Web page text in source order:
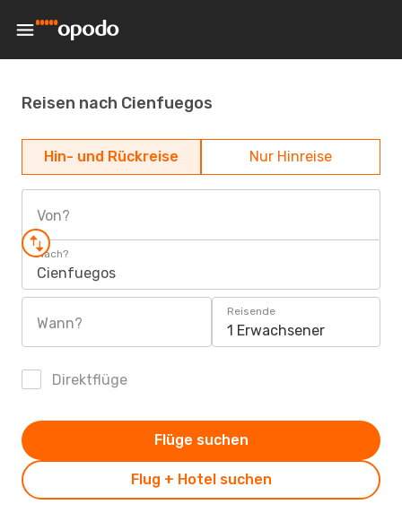
Reisen nach Cienfuegos
Hin- und Rückreise Nur Hinreise
Von?
Nach?
Cienfuegos
Wann?
Reisende
1 Erwachsener
Direktflüge
Flug + Hotel suchen
Flüge suchen